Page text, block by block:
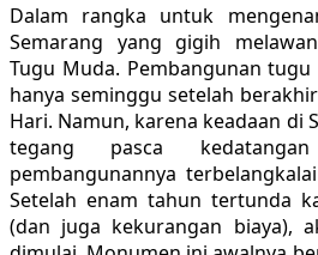
Dalam rangka untuk
Semarang yang gigih
Tugu Muda. Pembangunan
hanya seminggu setelah
Hari. Namun, karena keadaan di
tegang pasca
pembangunannya
Setelah enam tahun tertunda
(dan juga kekurangan biaya),